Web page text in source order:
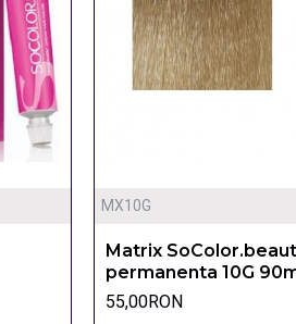
MX10G
Matrix
permanenta 10G
55,00RON